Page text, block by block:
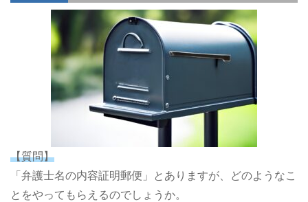
【質問】
「弁護士名の内容証明郵便」とありますが、どのようなこ
とをやってもらえるのでしょうか。